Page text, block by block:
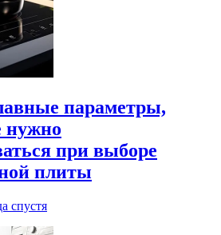
параметры,
нужно
при выборе
плиты
спустя